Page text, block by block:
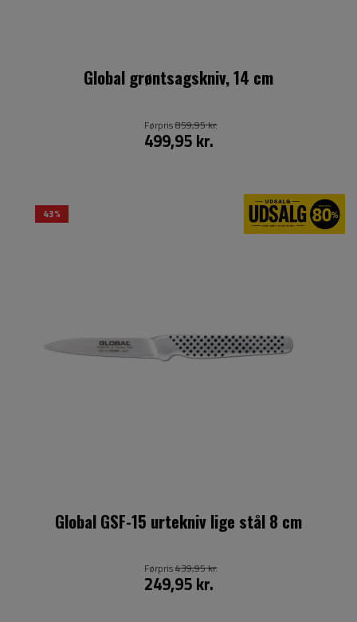
Global grøntsagskniv, 14 cm
499,95 kr.
Førpris859,95 kr.
43%
Global GSF-15 urtekniv lige stål 8 cm
249,95 kr.
Førpris439,95 kr.